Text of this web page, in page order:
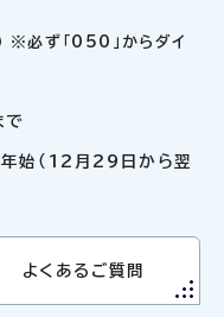
ず「050」からダイ
で
年始（12月29日から翌
よくあるご質問